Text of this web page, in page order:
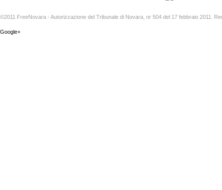
©2011 FreeNovara - Autorizzazione del Tribunale di Novara, nr 504 del 17 febbraio 2011.
Google+